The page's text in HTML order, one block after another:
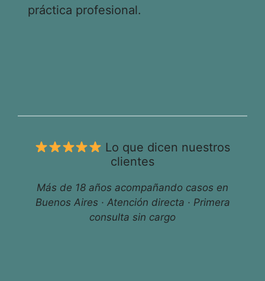
práctica profesional.
Lo que dicen nuestros
clientes
Más de 18 años acompañando casos en
Buenos Aires · Atención directa · Primera
consulta sin cargo